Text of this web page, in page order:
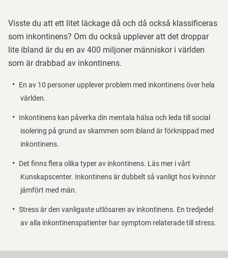
Visste du att ett litet läckage då och då också klassificeras
som inkontinens? Om du också upplever att det droppar
lite ibland är du en av 400 miljoner människor i världen
som är drabbad av inkontinens.
En av 10 personer upplever problem med inkontinens över hela
världen.
Inkontinens kan påverka din mentala hälsa och leda till social
isolering på grund av skammen som ibland är förknippad med
inkontinens.
Det finns flera olika typer av inkontinens. Läs mer i vårt
Kunskapscenter. Inkontinens är dubbelt så vanligt hos kvinnor
jämfört med män.
Stress är den vanligaste utlösaren av inkontinens. En tredjedel
av alla inkontinenspatienter har symptom relaterade till stress.